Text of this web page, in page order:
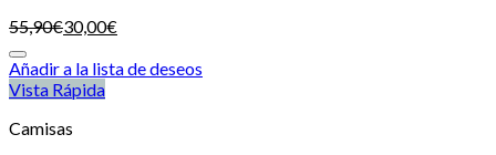
55,90€30,00€
Añadir a la lista de deseos
Vista Rápida
Camisas